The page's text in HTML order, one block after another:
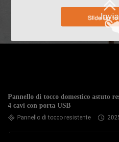
Invia
Pannello di tocco domestico astuto
4 cavi con porta USB
Pannello di tocco resistente